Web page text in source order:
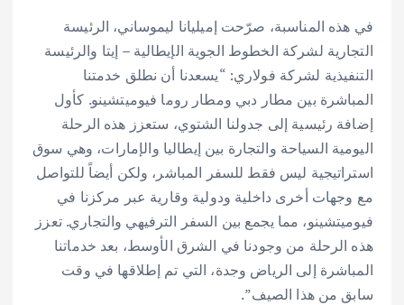
في هذه المناسبة، صرّحت إميليانا ليموساني، الرئيسة
التجارية لشركة الخطوط الجوية الإيطالية – إيتا والرئيسة
التنفيذية لشركة فولاري: “يسعدنا أن نطلق خدمتنا
المباشرة بين مطار دبي ومطار روما فيوميتشينو. كأول
إضافة رئيسية إلى جدولنا الشتوي، ستعزز هذه الرحلة
اليومية السياحة والتجارة بين إيطاليا والإمارات، وهي سوق
استراتيجية ليس فقط للسفر المباشر، ولكن أيضاً للتواصل
مع وجهات أخرى داخلية ودولية وقارية عبر مركزنا في
فيوميتشينو، مما يجمع بين السفر الترفيهي والتجاري. تعزز
هذه الرحلة من وجودنا في الشرق الأوسط، بعد خدماتنا
المباشرة إلى الرياض وجدة، التي تم إطلاقها في وقت
سابق من هذا الصيف”.